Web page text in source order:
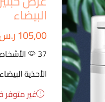
البيضاء
105,00
37 الأشخاص يشاهدون هذا المنتج الآن
الأحذية
غير